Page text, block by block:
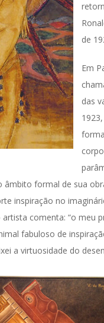
de
Em
das
âmbito formal de sua
inspiração no
artista comenta: “o meu
fabuloso de
a virtuosidade do